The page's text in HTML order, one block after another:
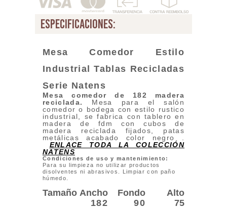
especificaciones:
Mesa Comedor Estilo
Industrial Tablas Recicladas
Serie Natens
Mesa comedor de 182 madera
reciclada.
Mesa para el salón
comedor o bodega con estilo rustico
industrial, se fabrica con tablero en
madera de fdm con cubos de
madera reciclada fijados, patas
metálicas acabado color negro .
ENLACE TODA LA COLECCIÓN
NATENS
Condiciones de uso y mantenimiento:
Para su limpieza no utilizar productos
disolventes ni abrasivos. Limpiar con paño
húmedo.
Tamaño Ancho Fondo
Alto
182
90 75